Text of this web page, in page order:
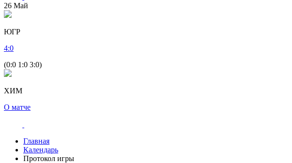
26 Май
ЮГР
4:0
(0:0 1:0 3:0)
ХИМ
О матче
Главная
Календарь
Протокол игры